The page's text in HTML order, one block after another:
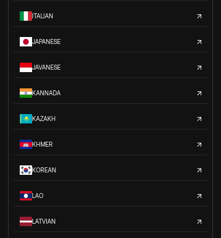
ITALIAN
JAPANESE
JAVANESE
KANNADA
KAZAKH
KHMER
KOREAN
LAO
LATVIAN